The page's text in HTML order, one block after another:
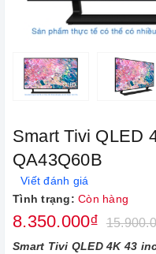
Smart Tivi QLED
QA43Q60B
Viết đánh giá
Tình trạng: Còn hàng
8.350.000₫
Smart Tivi QLED 4K 43